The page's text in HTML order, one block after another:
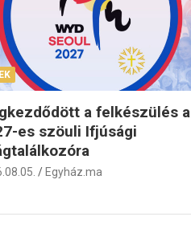
a felkészülés a
es szöuli Ifjúsági
Egyház.ma